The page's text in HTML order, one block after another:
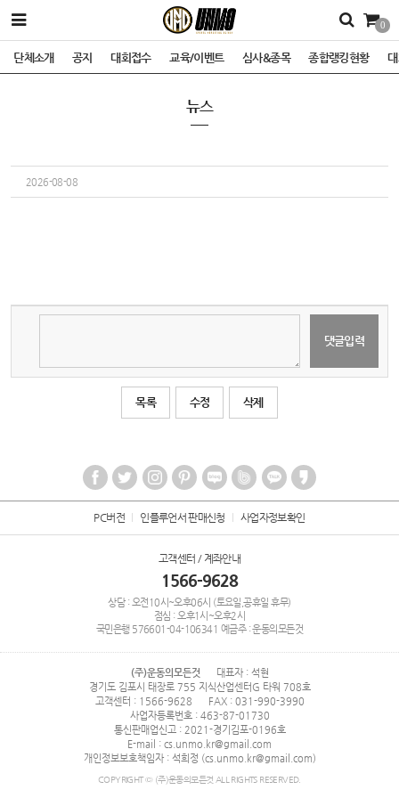
0
단체소개 공지 대회접수 교육/이벤트 심사&종목 종합랭킹현황
뉴스
2026-08-08
목록 수정 삭제
PC버전 인플루언서 판매신청 사업자정보확인
고객센터 / 계좌안내
1566-9628
상담 : 오전10시~오후06시 (토요일,공휴일 휴무)
점심 : 오후1시~오후2시
국민은행 576601-04-106341 예금주 : 운동의모든것
(주)운동의모든것
대표자 : 석현
경기도 김포시 태장로 755 지식산업센터G 타워 708호
고객센터 : 1566-9628
FAX : 031-990-3990
사업자등록번호 : 463-87-01730
통신판매업신고 : 2021-경기김포-0196호
E-mail : cs.unmo.kr@gmail.com
개인정보보호책임자 : 석희정 (cs.unmo.kr@gmail.com)
COPYRIGHT © (주)운동의모든것 ALL RIGHTS RESERVED.